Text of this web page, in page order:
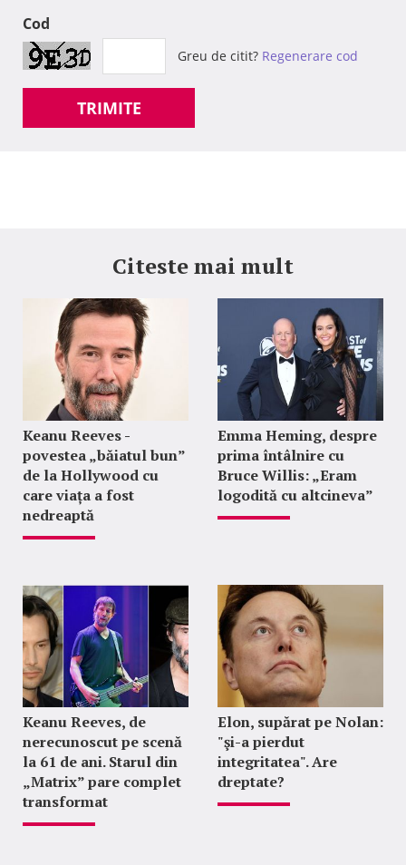
Cod
Greu de citit? Regenerare cod
TRIMITE
Citeste mai mult
Keanu Reeves -
povestea „băiatul bun”
de la Hollywood cu
care viața a fost
nedreaptă
Emma Heming, despre
prima întâlnire cu
Bruce Willis: „Eram
logodită cu altcineva”
Keanu Reeves, de
nerecunoscut pe scenă
la 61 de ani. Starul din
„Matrix” pare complet
transformat
Elon, supărat pe Nolan:
"şi-a pierdut
integritatea". Are
dreptate?